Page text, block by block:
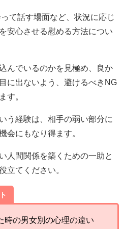
て話す場面など、状況に応じ
安心させる慰める方法につい
んでいるのかを見極め、良か
に出ないよう、避けるべきNG
す。
う経験は、相手の弱い部分に
会にもなり得ます。
人間関係を築くための一助と
立てください。
時の男女別の心理の違い